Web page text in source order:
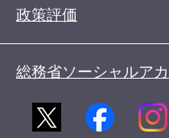
政策評価
総務省ソーシャルア